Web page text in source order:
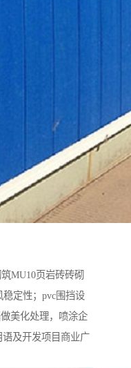
MU10页岩砖砖砌
定性；pvc围挡设
美化处理，喷涂企
及开发项目商业广